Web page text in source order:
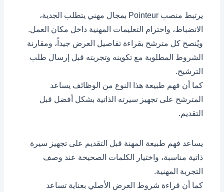
يرتبط منصب Pointeur بمجال مهني يتطلب الجدية،
الانضباط، واحترام التعليمات المهنية داخل مكان العمل.
ويُنصح كل مترشح بقراءة تفاصيل العرض جيداً، ومقارنة
الشروط المطلوبة مع تكوينه وتجربته قبل إرسال طلب
الترشيح.
كما أن فهم طبيعة هذا النوع من الوظائف يساعد
المترشح على تجهيز سيرته الذاتية بشكل أفضل قبل
التقديم.
يساعد فهم طبيعة المهنة قبل التقديم على تجهيز سيرة
ذاتية مناسبة، واختيار الكلمات الصحيحة عند وصف
التجربة المهنية.
كما أن قراءة شروط العرض الأصلي بعناية تساعد